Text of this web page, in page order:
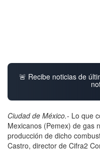
🚨 Recibe noticias de
Ciudad de México.- Lo que
Mexicanos (Pemex) de gas
producción de dicho
Castro, director de Cifra2